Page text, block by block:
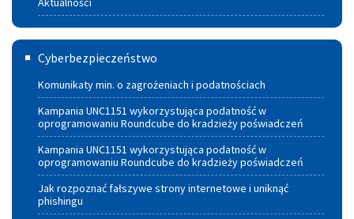
Odnawialnych
Źródeł
Energii
dla
Gmin
Województwa
Małopolskiego
Cyberbezpieczeństwo
Cyberbezpieczeństwo
Komunikaty min. o zagrożeniach i podatnościach
Kampania UNC1151 wykorzystująca podatność w
oprogramowaniu Roundcube do kradzieży poświadczeń
Kampania UNC1151 wykorzystująca podatność w
oprogramowaniu Roundcube do kradzieży poświadczeń
Jak rozpoznać fałszywe strony internetowe i uniknąć
phishingu